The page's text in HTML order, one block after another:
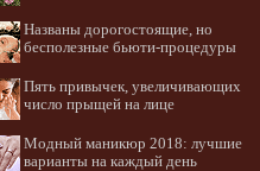
Названы дорогостоящие, но
бесполезные бьюти-процедуры
Пять привычек, увеличивающих
число прыщей на лице
Модный маникюр 2018: лучшие
варианты на каждый день